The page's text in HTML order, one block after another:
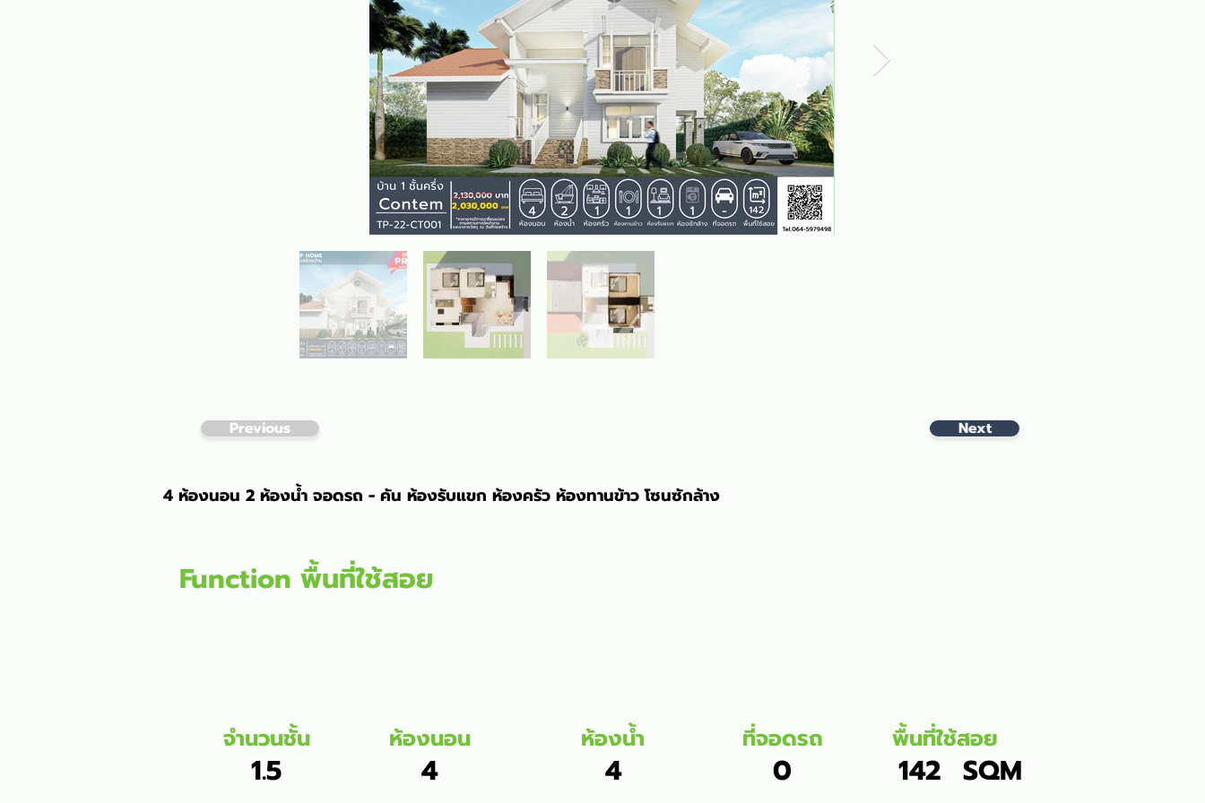
Previous Next
4 ห้องนอน 2 ห้องน้ำ จอดรถ - คัน ห้องรับแขก ห้องครัว ห้องทานข้าว โซนซักล้าง
Function พื้นที่ใช้สอย
จำนวนชั้น
1.5
ห้องนอน
4
ห้องน้ำ
4
ที่จอดรถ
0
พื้นที่ใช้สอย
142 SQM